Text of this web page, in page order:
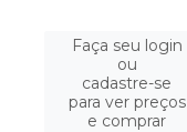
Faça seu login
ou
cadastre-se
para ver preços
e comprar